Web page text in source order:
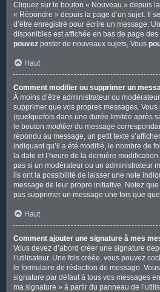
Cliquez sur le bouton « Nouveau » depuis
« Répondre » depuis la page d’un sujet. Il
d’être enregistré pour écrire un message.
disponibles est affichée en bas de page des
pouvez poster de nouveaux sujets, Vous
Haut
Comment modifier ou supprimer un
À moins d’être administrateur ou
supprimer que vos propres messages.
(quelquefois dans une durée limitée après
le bouton modifierdu message
répondu au message, un petit texte
indiquant qu’il a été modifié, le nombre de
la date et l’heure de la dernière
pas si un modérateur ou un administrateur
ils ont la possibilité de laisser une note
message de leur propre initiative. Notez
pas supprimer un message une fois que
Haut
Comment ajouter une signature à mes
Vous devez d’abord créer une signature
l’utilisateur. Une fois créée, vous pouvez
le formulaire de rédaction de message.
signature par défaut à tous vos messages
ma signature » à partir du panneau de